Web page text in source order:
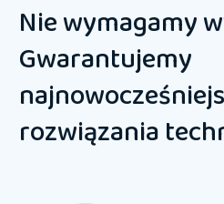
Nie wymagamy
Gwarantujemy
rozwiązania